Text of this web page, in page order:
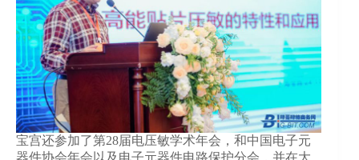
宝宫还参加了第28届电压敏学术年会，和中国电子元
器件协会年会以及电子元器件电路保护分会，并在大